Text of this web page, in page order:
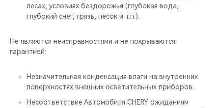
лесах, условиях бездорожья (глубокая вода,
глубокий снег, грязь, песок и т.п.).
Не являются неисправностями и не покрываются
гарантией:
Незначительная конденсация влаги на внутренних
поверхностях внешних осветительных приборов.
Несоответствие Автомобиля CHERY ожиданиям